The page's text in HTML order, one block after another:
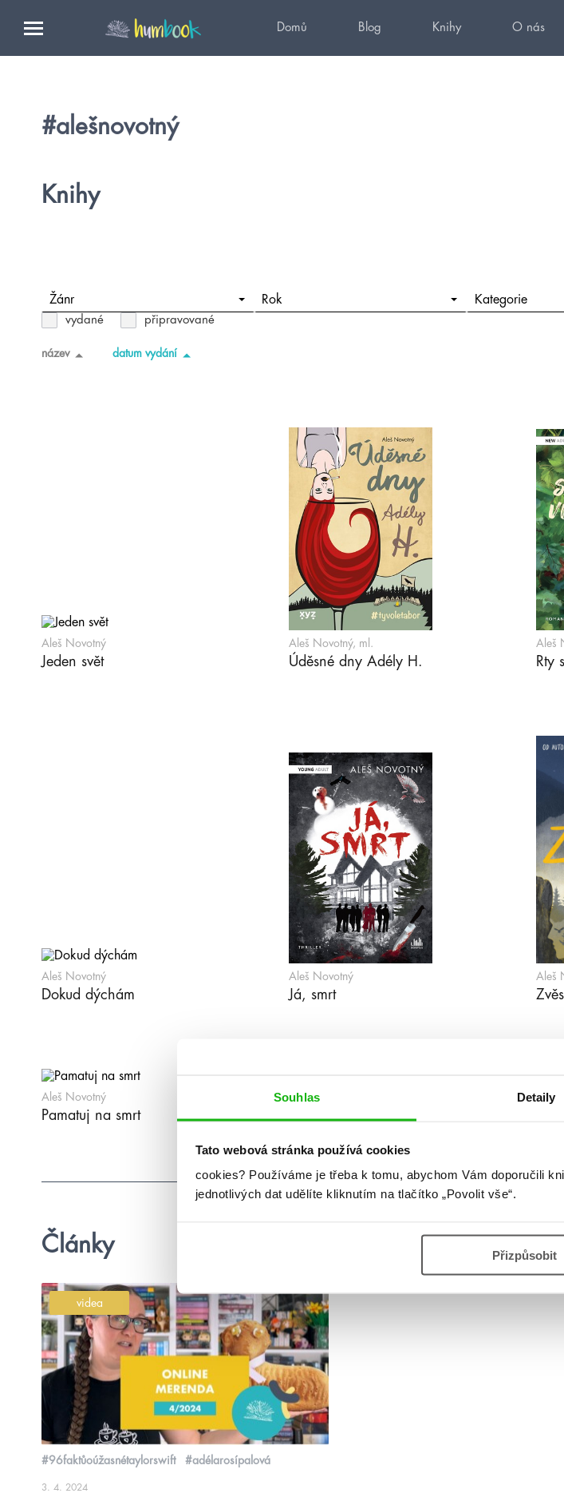
Souhlas Detaily
Tato webová stránka používá cookies
cookies? Používáme je třeba k tomu, abychom Vám doporučili
jednotlivých dat udělíte kliknutím na tlačítko „Povolit vše“.
Přizpůsobit
Domů Blog Knihy O nás
#alešnovotný
Knihy
Žánr Rok Kategorie
vydané připravované
název datum vydání
Aleš Novotný
Jeden svět
Aleš Novotný, ml.
Úděsné dny Adély H.
Aleš
Rty
Aleš Novotný
Dokud dýchám
Aleš Novotný
Já, smrt
Aleš
Aleš Novotný
Pamatuj na smrt
Články
videa
#96faktůoúžasnétaylorswift #adélarosípalová
3. 4. 2024